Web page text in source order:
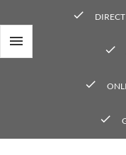

check
check
check
check